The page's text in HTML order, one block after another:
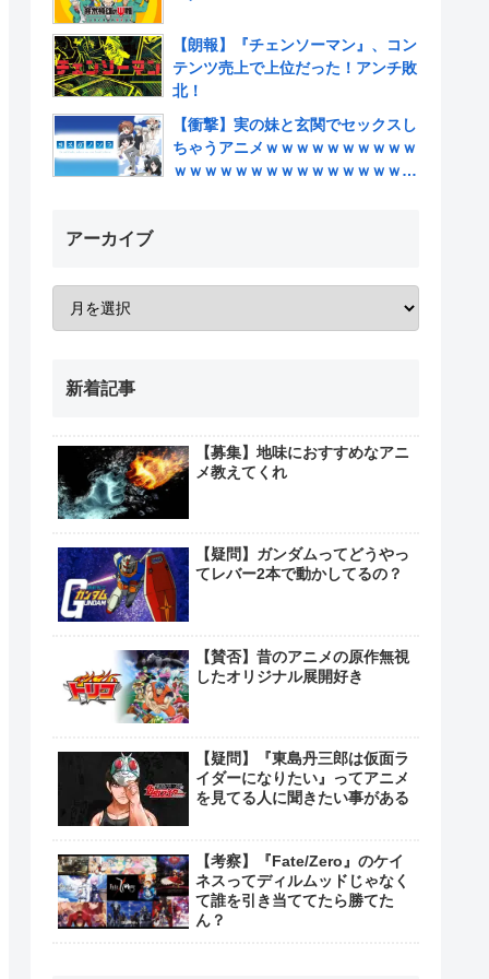
【朗報】『チェンソーマン』、コン
テンツ売上で上位だった！アンチ敗
北！
【衝撃】実の妹と玄関でセックスし
ちゃうアニメｗｗｗｗｗｗｗｗｗｗ
ｗｗｗｗｗｗｗｗｗｗｗｗｗｗｗｗ
アーカイブ
新着記事
【募集】地味におすすめなアニ
メ教えてくれ
【疑問】ガンダムってどうやっ
てレバー2本で動かしてるの？
【賛否】昔のアニメの原作無視
したオリジナル展開好き
【疑問】『東島丹三郎は仮面ラ
イダーになりたい』ってアニメ
を見てる人に聞きたい事がある
【考察】『Fate/Zero』のケイ
ネスってディルムッドじゃなく
て誰を引き当ててたら勝てた
ん？